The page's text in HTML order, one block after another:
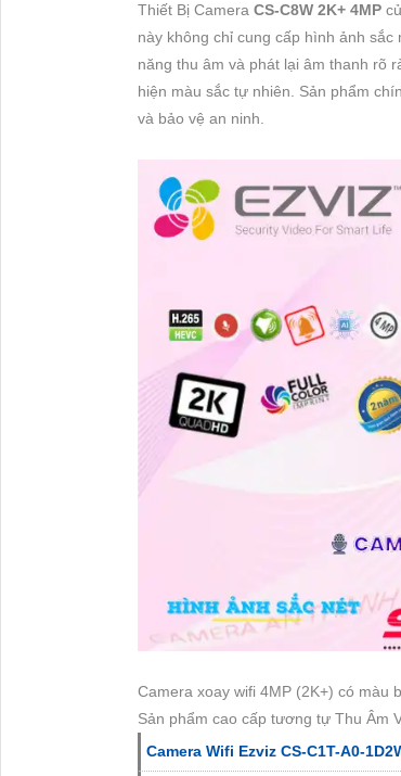
Thiết Bị Camera CS-C8W 2K+ 4MP
này không chỉ cung cấp hình ảnh
năng thu âm và phát lại âm thanh rõ
hiện màu sắc tự nhiên. Sản phẩm
và bảo vệ an ninh.
Camera xoay wifi 4MP (2K+) có màu
Sản phẩm cao cấp tương tự Thu Âm
Camera Wifi Ezviz CS-C1T-A0-